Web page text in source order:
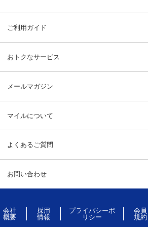
ご利用ガイド
おトクなサービス
メールマガジン
マイルについて
よくあるご質問
お問い合わせ
会社
概要
採用
情報
プライバシーポ
リシー
会員
規約